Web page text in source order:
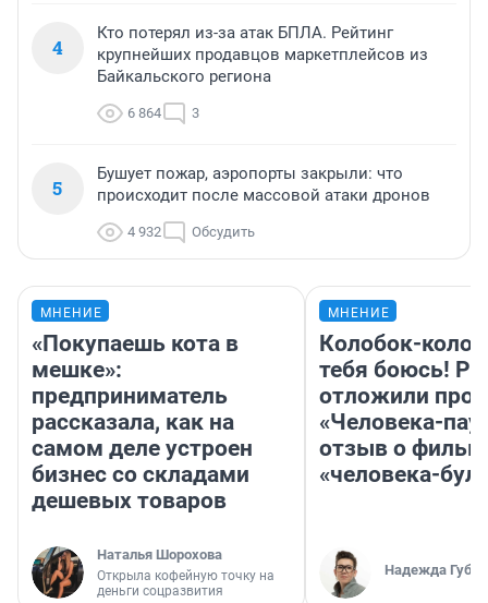
4
Кто потерял из-за атак БПЛА. Рейтинг
крупнейших продавцов маркетплейсов из
Байкальского региона
6 864 3
5
Бушует пожар, аэропорты закрыли: что
происходит после массовой атаки дронов
4 932 Обсудить
МНЕНИЕ
«Покупаешь кота в
мешке»:
предприниматель
рассказала, как на
самом деле устроен
бизнес со складами
дешевых товаров
Наталья Шорохова
Открыла кофейную точку на
деньги соцразвития
МНЕНИЕ
Колобок-
тебя боюсь!
отложили
«Человека-
отзыв о
«человека-
Надежда